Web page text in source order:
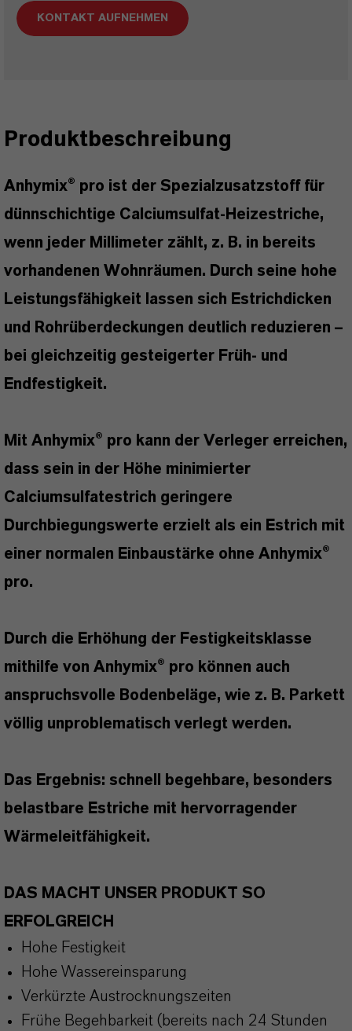
KONTAKT AUFNEHMEN
Produktbeschreibung
Anhymix® pro ist der Spezialzusatzstoff für
dünnschichtige Calciumsulfat-Heizestriche,
wenn jeder Millimeter zählt, z. B. in bereits
vorhandenen Wohnräumen. Durch seine hohe
Leistungsfähigkeit lassen sich Estrichdicken
und Rohrüberdeckungen deutlich reduzieren –
bei gleichzeitig gesteigerter Früh- und
Endfestigkeit.
Mit Anhymix® pro kann der Verleger erreichen,
dass sein in der Höhe minimierter
Calciumsulfatestrich geringere
Durchbiegungswerte erzielt als ein Estrich mit
einer normalen Einbaustärke ohne Anhymix®
pro.
Durch die Erhöhung der Festigkeitsklasse
mithilfe von Anhymix® pro können auch
anspruchsvolle Bodenbeläge, wie z. B. Parkett
völlig unproblematisch verlegt werden.
Das Ergebnis: schnell begehbare, besonders
belastbare Estriche mit hervorragender
Wärmeleitfähigkeit.
DAS MACHT UNSER PRODUKT SO
ERFOLGREICH
Hohe Festigkeit
Hohe Wassereinsparung
Verkürzte Austrocknungszeiten
Frühe Begehbarkeit (bereits nach 24 Stunden